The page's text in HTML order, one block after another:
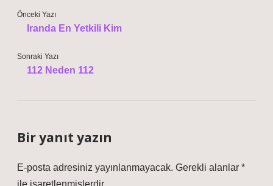
Önceki Yazı
Iranda En Yetkili Kim
Sonraki Yazı
112 Neden 112
Bir yanıt yazın
E-posta adresiniz yayınlanmayacak. Gerekli alanlar *
ile işaretlenmişlerdir